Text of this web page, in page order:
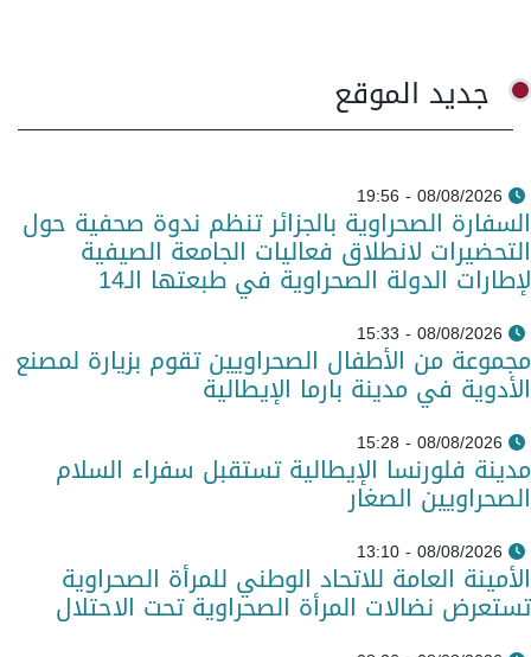
جديد الموقع
08/08/2026 - 19:56
السفارة الصحراوية بالجزائر تنظم ندوة صحفية حول
التحضيرات لانطلاق فعاليات الجامعة الصيفية
لإطارات الدولة الصحراوية في طبعتها الـ14
08/08/2026 - 15:33
مجموعة من الأطفال الصحراويين تقوم بزيارة لمصنع
الأدوية في مدينة بارما الإيطالية
08/08/2026 - 15:28
مدينة فلورنسا الإيطالية تستقبل سفراء السلام
الصحراويين الصغار
08/08/2026 - 13:10
الأمينة العامة للاتحاد الوطني للمرأة الصحراوية
تستعرض نضالات المرأة الصحراوية تحت الاحتلال